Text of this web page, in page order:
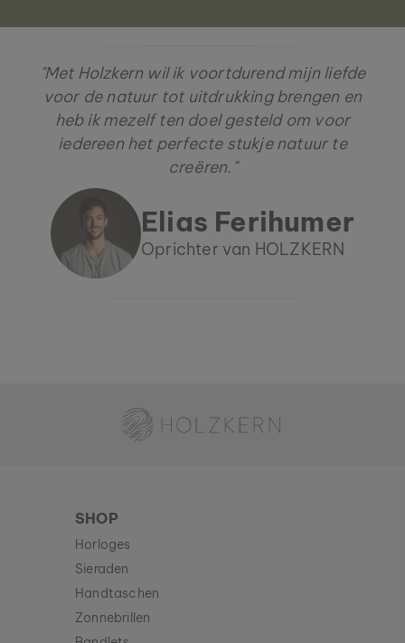
"Met Holzkern wil ik voortdurend mijn liefde
voor de natuur tot uitdrukking brengen en
heb ik mezelf ten doel gesteld om voor
iedereen het perfecte stukje natuur te
creëren."
Elias Ferihumer
Oprichter van HOLZKERN
SHOP
Horloges
Sieraden
Handtaschen
Zonnebrillen